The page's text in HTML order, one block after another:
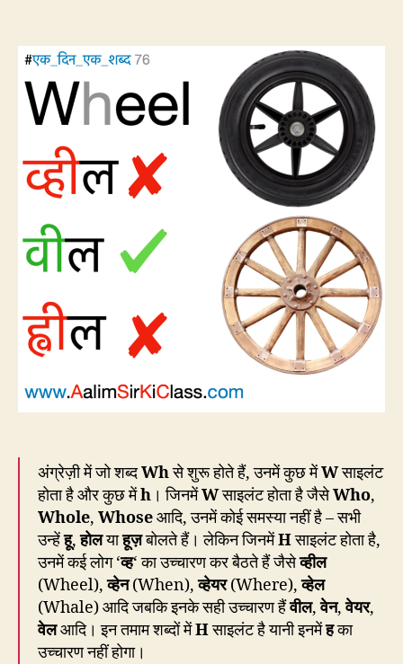
का
सही
उच्चारण
वील
है,
व्हील
नहीं
अंग्रेज़ी में जो शब्दWhसे शुरू होते हैं, उनमें कुछ मेंWसाइलंट
होता है और कुछ मेंh । जिनमेंWसाइलंट होता है जैसेWho,
Whole, Whoseआदि, उनमें कोई समस्या नहीं है – सभी
उन्हेंहू,होलयाहूज़बोलते हैं। लेकिन जिनमेंHसाइलंट होता है,
उनमें कई लोग ‘व्ह‘ का उच्चारण कर बैठते हैं जैसेव्हील
(Wheel),व्हेन(When),व्हेयर(Where),व्हेल
(Whale) आदि जबकि इनके सही उच्चारण हैंवील,वेन,वेयर,
वेलआदि। इन तमाम शब्दों मेंHसाइलंट है यानी इनमेंहका
उच्चारण नहीं होगा।